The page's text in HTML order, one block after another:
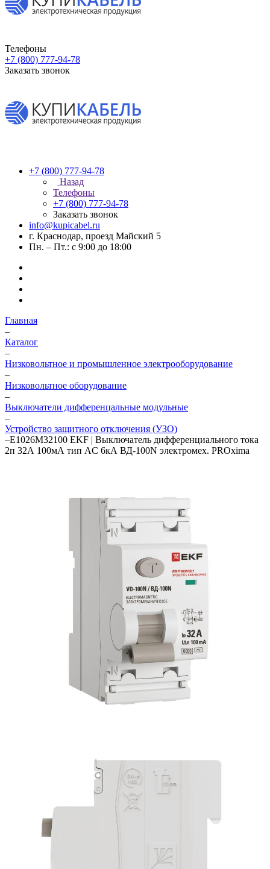
Телефоны
+7 (800) 777-94-78
Заказать звонок
+7 (800) 777-94-78
Назад
Телефоны
+7 (800) 777-94-78
Заказать звонок
info@kupicabel.ru
г. Краснодар, проезд Майский 5
Пн. – Пт.: с 9:00 до 18:00
Главная
–
Каталог
–
Низковольтное и промышленное электрооборудование
–
Низковольтное оборудование
–
Выключатели дифференцальные модульные
–
Устройство защитного отключения (УЗО)
–E1026M32100 EKF | Выключатель дифференциального тока
2п 32А 100мА тип AC 6кА ВД-100N электромех. PROxima